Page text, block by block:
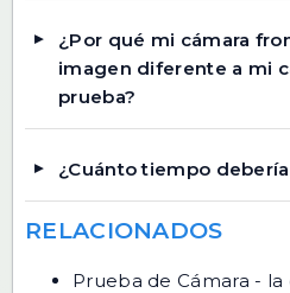
¿Por qué mi cámara
imagen diferente a mi
prueba?
¿Cuánto tiempo
RELACIONADOS
Prueba de Cámara - la